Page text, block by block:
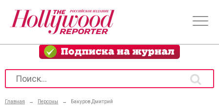
Главная → Персоны → Бакуров Дмитрий